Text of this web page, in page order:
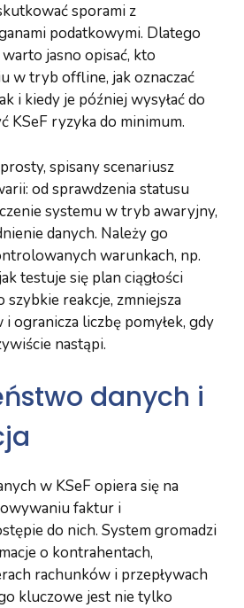
sporami z
podatkowymi. Dlatego
jasno opisać, kto
w tryb offline, jak oznaczać
i kiedy je później wysyłać do
KSeF ryzyka do minimum.
spisany scenariusz
od sprawdzenia statusu
systemu w tryb awaryjny,
danych. Należy go
warunkach, np.
testuje się plan ciągłości
szybkie reakcje, zmniejsza
ogranicza liczbę pomyłek, gdy
nastąpi.
danych i
w KSeF opiera się na
faktur i
do nich. System gromadzi
o kontrahentach,
rachunków i przepływach
kluczowe jest nie tylko